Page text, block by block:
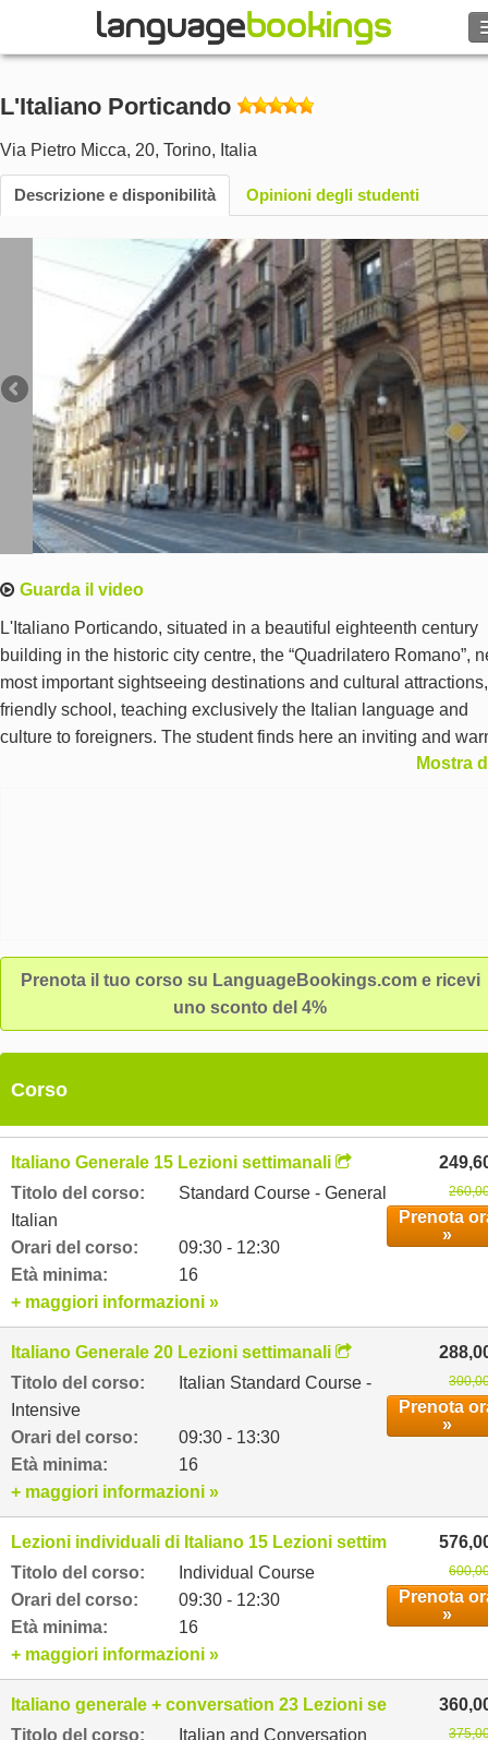
SFOGLIARE
Entra
€
Lingua
L'Italiano Porticando
Via Pietro Micca, 20, Torino, Italia
Descrizione e disponibilità Opinioni degli studenti
Guarda il video
L'Italiano Porticando, situated in a beautiful eighteenth century
building in the historic city centre, the “Quadrilatero Romano”,
most important sightseeing destinations and cultural
friendly school, teaching exclusively the Italian language and
culture to foreigners. The student finds here an inviting and
atmosphere allowing him to learn easily the Italian language
classroom what they have learned at school. The school offers
many courses, from standard courses for groups, to small group
courses, to tailored private lessons. These can be completed
many cultural courses on literature, art, cinema, architecture,
classes to improve the language and to enjoy life in Italy.
Mostra
Prenota il tuo corso su LanguageBookings.com e ricevi
uno sconto del 4%
Corso
Italiano Generale 15 Lezioni settimanali
Titolo del corso:
Standard Course - General
Italian
Orari del corso:
09:30 - 12:30
Età minima:
16
Prenota
»
+ maggiori informazioni »
Italiano Generale 20 Lezioni settimanali
Titolo del corso:
Italian Standard Course -
Intensive
Orari del corso:
09:30 - 13:30
Età minima:
16
Prenota
»
+ maggiori informazioni »
Lezioni individuali di Italiano 15 Lezioni settimanali
Titolo del corso:
Individual Course
Orari del corso:
09:30 - 12:30
Età minima:
16
Prenota
»
+ maggiori informazioni »
Italiano generale + conversation 23 Lezioni settimanali
Titolo del corso:
Italian and Conversation